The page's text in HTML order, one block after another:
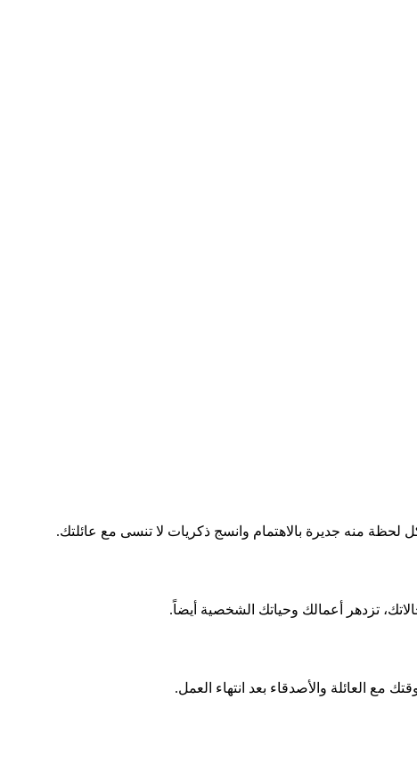
منه جديرة بالاهتمام وانسج ذكريات لا تنسى مع عائلتك.
تزدهر أعمالك وحياتك الشخصية أيضاً.
مع العائلة والأصدقاء بعد انتهاء العمل.